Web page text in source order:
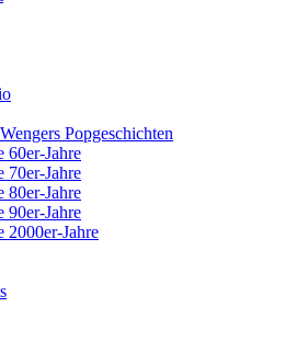
Popgeschichten
60er-Jahre
70er-Jahre
80er-Jahre
90er-Jahre
2000er-Jahre